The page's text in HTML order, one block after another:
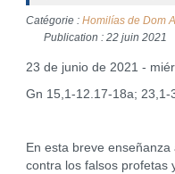
Catégorie : Homilías de Dom
Publication : 22 juin 2021
23 de junio de 2021 -
Gn 15,1-12.17-18a; 23,1-
En esta breve
contra los falsos profetas